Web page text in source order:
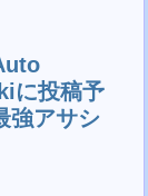
に投稿予
強アサシ